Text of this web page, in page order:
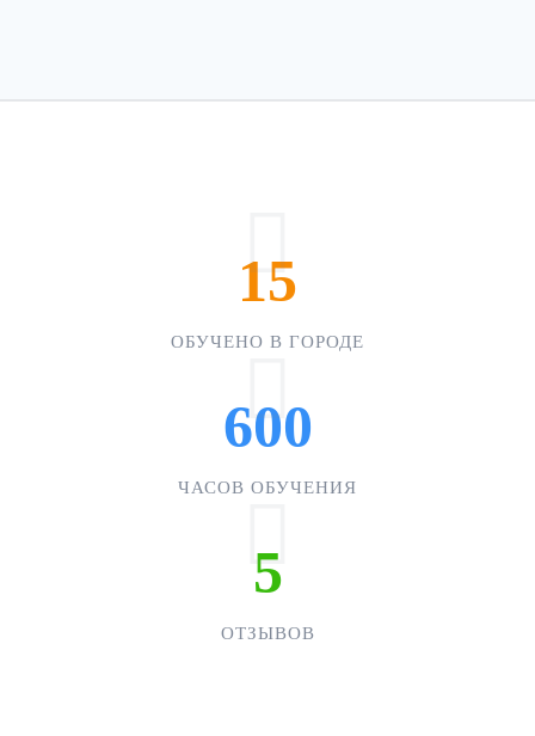
15
ОБУЧЕНО В ГОРОДЕ
600
ЧАСОВ ОБУЧЕНИЯ
5
ОТЗЫВОВ